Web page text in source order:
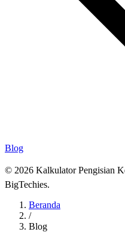
Blog
© 2026 Kalkulator Pengisian
BigTechies.
Beranda
/
Blog